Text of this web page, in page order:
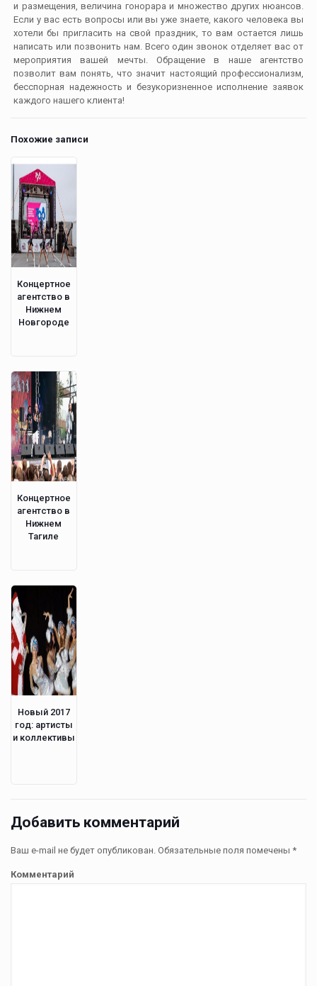
и размещения, величина гонорара и множество других нюансов.
Если у вас есть вопросы или вы уже знаете, какого человека вы
хотели бы пригласить на свой праздник, то вам остается лишь
написать или позвонить нам. Всего один звонок отделяет вас от
мероприятия вашей мечты. Обращение в наше агентство
позволит вам понять, что значит настоящий профессионализм,
бесспорная надежность и безукоризненное исполнение заявок
каждого нашего клиента!
Похожие записи
Концертное
агентство в
Нижнем
Новгороде
Концертное
агентство в
Нижнем
Тагиле
Новый 2017
год: артисты
и коллективы
Добавить комментарий
Ваш e-mail не будет опубликован. Обязательные поля помечены *
Комментарий